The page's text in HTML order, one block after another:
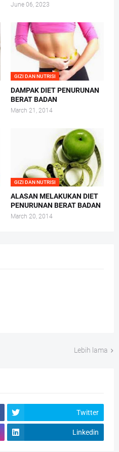
June 06, 2023
GIZI DAN NUTRISI
DAMPAK DIET PENURUNAN
BERAT BADAN
March 21, 2014
GIZI DAN NUTRISI
ALASAN MELAKUKAN DIET
PENURUNAN BERAT BADAN
March 20, 2014
Lebih lama
Twitter
Linkedin